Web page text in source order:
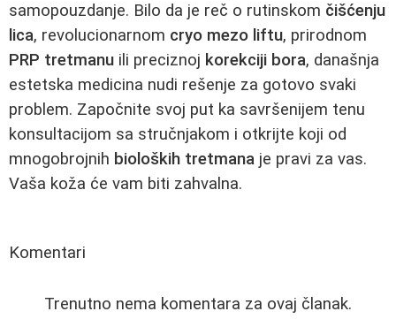
samopouzdanje. Bilo da je reč o rutinskom čišćenju
lica, revolucionarnom cryo mezo liftu, prirodnom
PRP tretmanu ili preciznoj korekciji bora, današnja
estetska medicina nudi rešenje za gotovo svaki
problem. Započnite svoj put ka savršenijem tenu
konsultacijom sa stručnjakom i otkrijte koji od
mnogobrojnih bioloških tretmana je pravi za vas.
Vaša koža će vam biti zahvalna.
Komentari
Trenutno nema komentara za ovaj članak.